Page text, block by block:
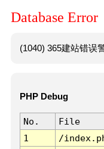
Database Error
(1040) 365建站错误
PHP Debug
No. File
1
/